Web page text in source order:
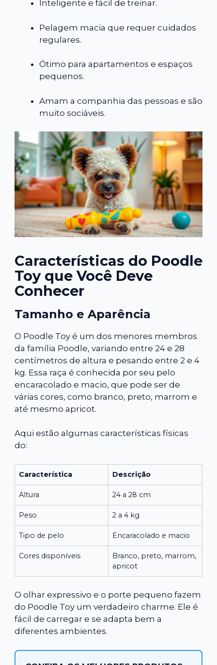
Inteligente e fácil de treinar.
Pelagem macia que requer cuidados
regulares.
Ótimo para apartamentos e espaços
pequenos.
Amam a companhia das pessoas e são
muito sociáveis.
Características do Poodle
Toy que Você Deve
Conhecer
Tamanho e Aparência
O Poodle Toy é um dos menores membros
da família Poodle, variando entre 24 e 28
centímetros de altura e pesando entre 2 e 4
kg. Essa raça é conhecida por seu pelo
encaracolado e macio, que pode ser de
várias cores, como branco, preto, marrom e
até mesmo apricot.
Aqui estão algumas características físicas
do:
Característica Descrição
Altura 24 a 28 cm
Peso 2 a 4 kg
Tipo de pelo Encaracolado e macio
Cores disponíveis
Branco, preto, marrom,
apricot
O olhar expressivo e o porte pequeno fazem
do Poodle Toy um verdadeiro charme. Ele é
fácil de carregar e se adapta bem a
diferentes ambientes.